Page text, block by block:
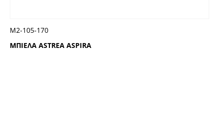
ΜΠΙΕΛΑ ASTREA ASPIRA
Μ2-105-170